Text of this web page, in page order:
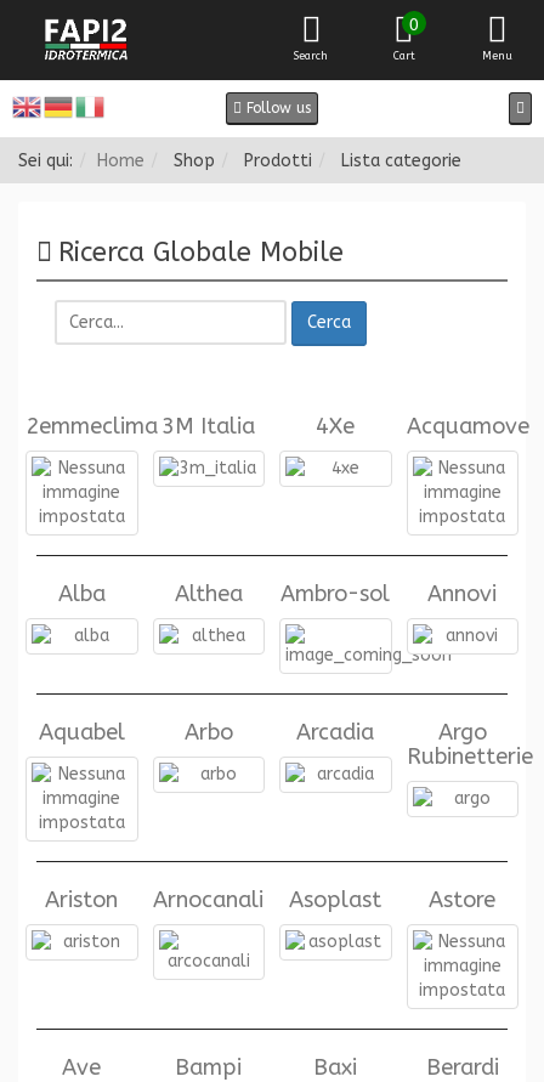
Follow us
Search
0
Cart Menu
Sei qui: Home Shop Prodotti Lista categorie
Ricerca Globale Mobile
Cerca
2emmeclima3M Italia 4Xe Acquamove
Alba Althea Ambro-sol Annovi
Aquabel Arbo Arcadia
Argo
Rubinetterie
Ariston Arnocanali Asoplast Astore
Ave Bampi Baxi Berardi